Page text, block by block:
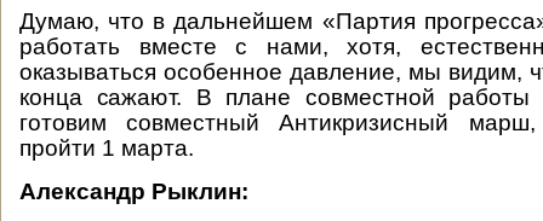
Думаю, что в дальнейшем «Партия
работать вместе с нами, хотя,
оказываться особенное давление, мы видим,
конца сажают. В плане совместной
готовим совместный Антикризисный
пройти 1 марта.
Александр Рыклин: